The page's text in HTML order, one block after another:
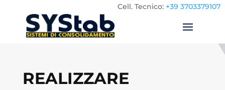
Cell. Tecnico: +39 3703379107
REALIZZARE